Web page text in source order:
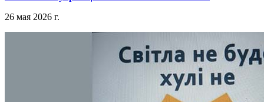
26 мая 2026 г.